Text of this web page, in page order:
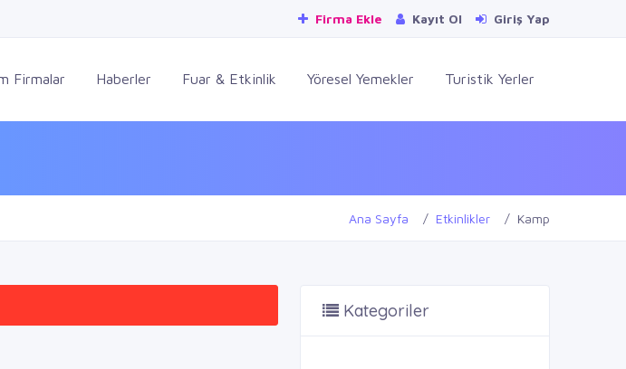
Firma Ekle Kayıt Ol Giriş Yap
Firmalar Haberler Fuar & Etkinlik Yöresel Yemekler Turistik Yerler
Ana Sayfa Etkinlikler Kamp
Kategoriler